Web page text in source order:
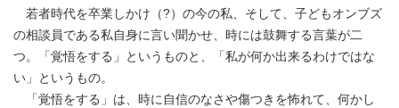
若者時代を卒業しかけ（?）の今の私、そして、子どもオンブズ
の相談員である私自身に言い聞かせ、時には鼓舞する言葉が二
つ。「覚悟をする」というものと、「私が何か出来るわけではな
い」というもの。
「覚悟をする」は、時に自信のなさや傷つきを怖れて、何かし